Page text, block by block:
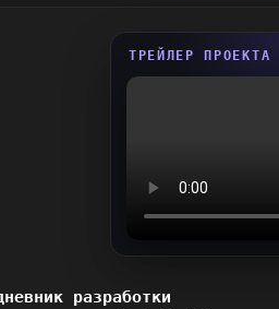
ТРЕЙЛЕР ПРОЕКТА
разработки